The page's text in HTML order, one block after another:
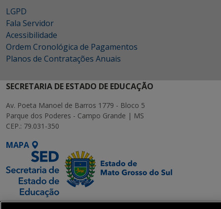
LGPD
Fala Servidor
Acessibilidade
Ordem Cronológica de Pagamentos
Planos de Contratações Anuais
SECRETARIA DE ESTADO DE EDUCAÇÃO
Av. Poeta Manoel de Barros 1779 - Bloco 5
Parque dos Poderes - Campo Grande | MS
CEP.: 79.031-350
MAPA